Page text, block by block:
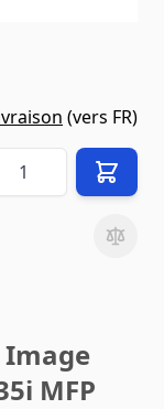
(vers FR)
Image
MFP